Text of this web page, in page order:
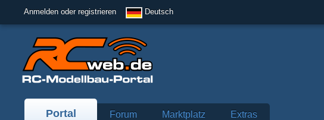
Anmelden oder registrieren Deutsch
Portal Forum Marktplatz Extras